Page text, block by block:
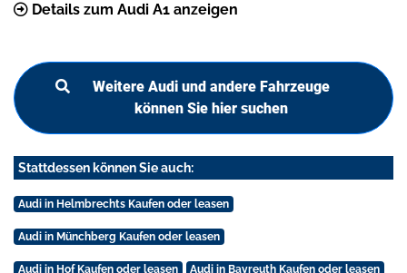
Details zum Audi A1 anzeigen
Weitere Audi und andere Fahrzeuge
können Sie hier suchen
Stattdessen können Sie auch:
Audi in Helmbrechts Kaufen oder leasen
Audi in Münchberg Kaufen oder leasen
Audi in Hof Kaufen oder leasen Audi in Bayreuth Kaufen oder leasen